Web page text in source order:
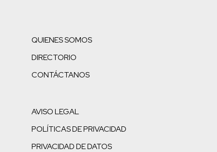
QUIENES SOMOS
DIRECTORIO
CONTÁCTANOS
AVISO LEGAL
POLÍTICAS DE PRIVACIDAD
PRIVACIDAD DE DATOS